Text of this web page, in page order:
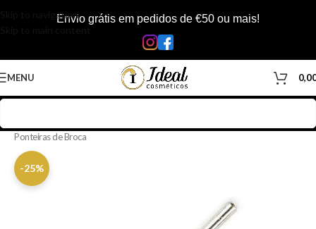
Skip to navigationEnvio grátis em pedidos de €50 ou mais!
MENU
Ponteiras de Broca
-25%